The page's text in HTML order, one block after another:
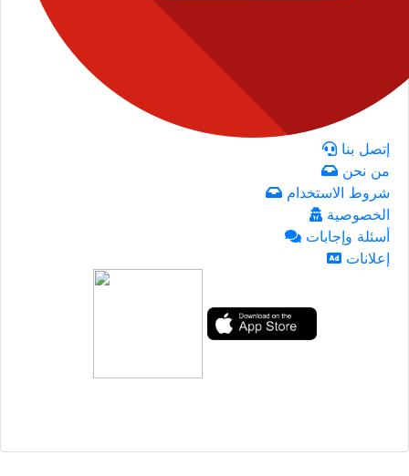
إتصل بنا
من نحن
شروط الاستخدام
الخصوصية
أسئلة وإجابات
إعلانات